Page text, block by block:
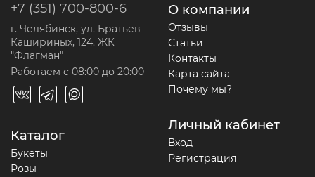
+7 (351) 700-800-6
г. Челябинск, ул. Братьев
Кашириных, 124. ЖК
"Флагман"
Работаем с 08:00 до 20:00
Каталог
Букеты
Розы
О компании
Отзывы
Статьи
Контакты
Карта сайта
Почему мы?
Личный кабинет
Вход
Регистрация